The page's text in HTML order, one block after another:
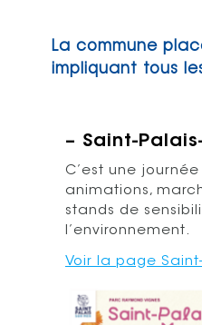
La commune
impliquant tous
– Saint-
C’est une
animations,
stands de
l’environnement.
Voir la page